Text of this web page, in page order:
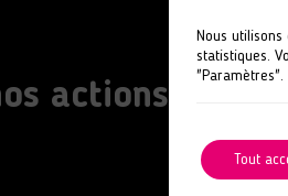
actions
Nous
statistiques.
"Paramètres".
Tout